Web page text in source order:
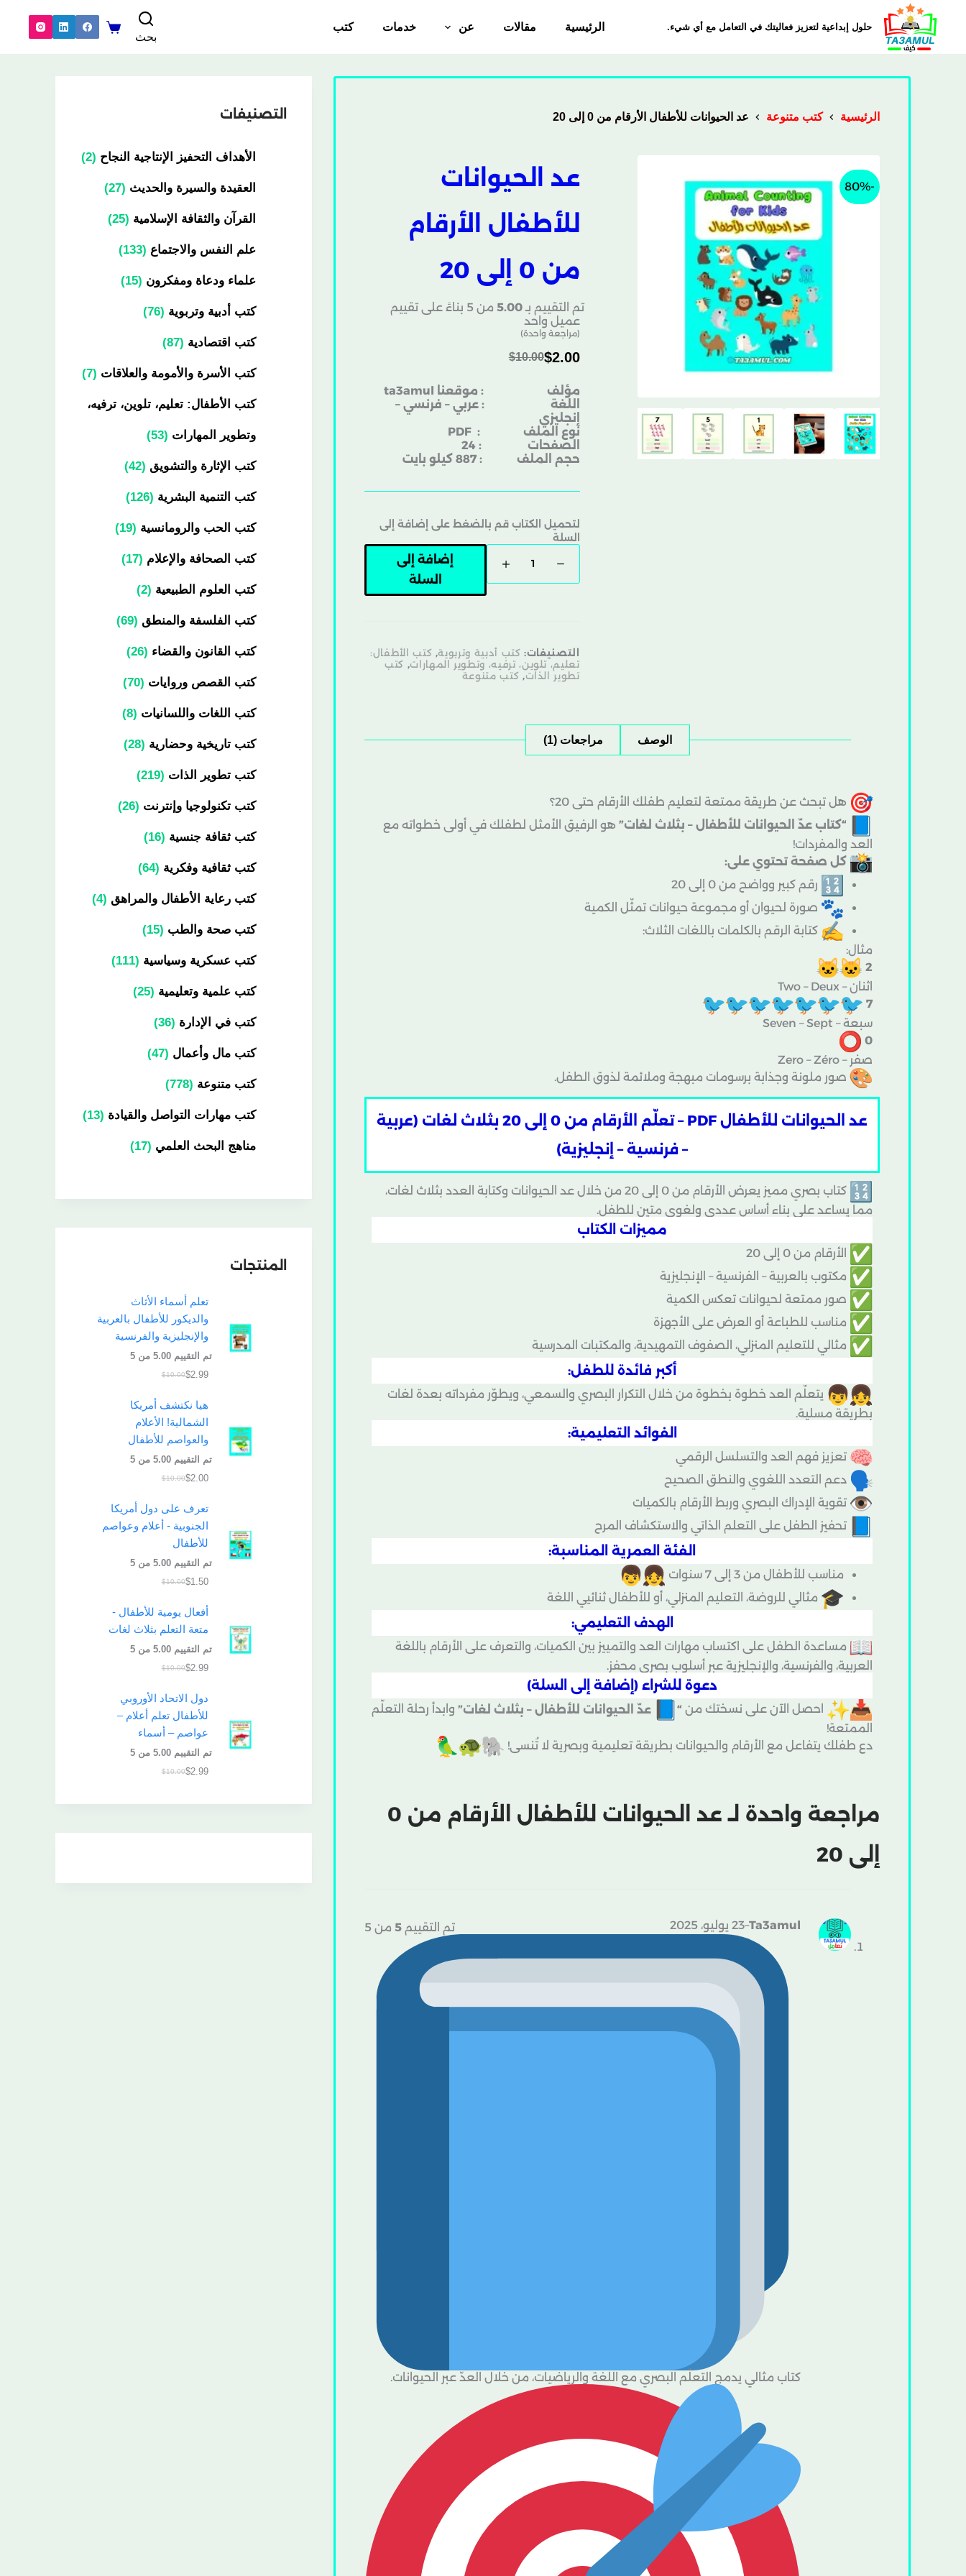
حلول إبداعية لتعزيز فعاليتك في التعامل مع أي شيء. الرئيسية مقالات عن خدمات
كتب
بحث
الرئيسية كتب متنوعة عد الحيوانات للأطفال الأرقام من 0 إلى 20
-80%
عد الحيوانات
للأطفال الأرقام
من 0 إلى 20
تم التقييم بـ 5.00
من 5 بناءً على تقييم
عميل واحد
(مراجعة واحدة)
$10.00$2.00
مؤلف : موقعنا ta3amul
اللغة : عربي – فرنسي –
إنجليزي
نوع الملف : PDF
الصفحات : 24
حجم الملف : 887 كيلو بايت
لتحميل الكتاب قم بالضغط على إضافة إلى
السلة
إضافة إلى
السلة
التصنيفات: كتب أدبية وتربوية, كتب الأطفال:
تعليم، تلوين، ترفيه، وتطوير المهارات, كتب
تطوير الذات, كتب متنوعة
الوصف مراجعات (1)
هل تبحث عن طريقة ممتعة لتعليم طفلك الأرقام حتى 20؟
“كتاب عدّ الحيوانات للأطفال – بثلاث لغات” هو الرفيق الأمثل لطفلك في أولى خطواته مع
العد والمفردات!
كل صفحة تحتوي على:
رقم كبير وواضح من 0 إلى 20
صورة لحيوان أو مجموعة حيوانات تمثّل الكمية
كتابة الرقم بالكلمات باللغات الثلاث:
مثال:
2
اثنان – Two – Deux
7
سبعة – Seven – Sept
0
صفر – Zero – Zéro
صور ملونة وجذابة برسومات مبهجة وملائمة لذوق الطفل.
عد الحيوانات للأطفال PDF – تعلّم الأرقام من 0 إلى 20 بثلاث لغات (عربية
– فرنسية – إنجليزية)
كتاب بصري مميز يعرض الأرقام من 0 إلى 20 من خلال عد الحيوانات وكتابة العدد بثلاث لغات،
مما يساعد على بناء أساس عددي ولغوي متين للطفل.
مميزات الكتاب
الأرقام من 0 إلى 20
مكتوب بالعربية – الفرنسية – الإنجليزية
صور ممتعة لحيوانات تعكس الكمية
مناسب للطباعة أو العرض على الأجهزة
مثالي للتعليم المنزلي، الصفوف التمهيدية، والمكتبات المدرسية
أكبر فائدة للطفل:
يتعلّم العد خطوة بخطوة من خلال التكرار البصري والسمعي، ويطوّر مفرداته بعدة لغات
بطريقة مسلية.
الفوائد التعليمية:
تعزيز فهم العد والتسلسل الرقمي
دعم التعدد اللغوي والنطق الصحيح
تقوية الإدراك البصري وربط الأرقام بالكميات
تحفيز الطفل على التعلم الذاتي والاستكشاف المرح
الفئة العمرية المناسبة:
مناسب للأطفال من 3 إلى 7 سنوات
مثالي للروضة، التعليم المنزلي، أو للأطفال ثنائيي اللغة
الهدف التعليمي:
مساعدة الطفل على اكتساب مهارات العد والتمييز بين الكميات، والتعرف على الأرقام باللغة
العربية، والفرنسية، والإنجليزية عبر أسلوب بصري محفز.
دعوة للشراء (إضافة إلى السلة)
احصل الآن على نسختك من “ عدّ الحيوانات للأطفال – بثلاث لغات” وابدأ رحلة التعلّم
الممتعة!
دع طفلك يتفاعل مع الأرقام والحيوانات بطريقة تعليمية وبصرية لا تُنسى!
مراجعة واحدة لـ
عد الحيوانات للأطفال الأرقام من 0
إلى 20
تم التقييم 5 من 5 Ta3amul
–23 يوليو، 2025
كتاب مثالي يدمج التعلّم البصري مع اللغة والرياضيات، من خلال العدّ عبر الحيوانات.
التصنيفات
الأهداف التحفيز الإنتاجية النجاح 2
العقيدة والسيرة والحديث 27
القرآن والثقافة الإسلامية 25
علم النفس والاجتماع 133
علماء ودعاة ومفكرون 15
كتب أدبية وتربوية 76
كتب اقتصادية 87
كتب الأسرة والأمومة والعلاقات 7
كتب الأطفال: تعليم، تلوين، ترفيه،
وتطوير المهارات 53
كتب الإثارة والتشويق 42
كتب التنمية البشرية 126
كتب الحب والرومانسية 19
كتب الصحافة والإعلام 17
كتب العلوم الطبيعية 2
كتب الفلسفة والمنطق 69
كتب القانون والقضاء 26
كتب القصص وروايات 70
كتب اللغات واللسانيات 8
كتب تاريخية وحضارية 28
كتب تطوير الذات 219
كتب تكنولوجيا وإنترنت 26
كتب ثقافة جنسية 16
كتب ثقافية وفكرية 64
كتب رعاية الأطفال والمراهق 4
كتب صحة والطب 15
كتب عسكرية وسياسية 111
كتب علمية وتعليمية 25
كتب في الإدارة 36
كتب مال وأعمال 47
كتب متنوعة 778
كتب مهارات التواصل والقيادة 13
مناهج البحث العلمي 17
المنتجات
تعلم أسماء الأثاث
والديكور للأطفال بالعربية
والإنجليزية والفرنسية
تم التقييم5.00 من 5
$10.00$2.99
هيا نكتشف أمريكا
الشمالية! الأعلام
والعواصم للأطفال
تم التقييم5.00 من 5
$10.00$2.00
تعرف على دول أمريكا
الجنوبية - أعلام وعواصم
للأطفال
تم التقييم5.00 من 5
$10.00$1.50
أفعال يومية للأطفال -
متعة التعلم بثلاث لغات
تم التقييم5.00 من 5
$10.00$2.99
دول الاتحاد الأوروبي
للأطفال تعلم أعلام –
عواصم – أسماء
تم التقييم5.00 من 5
$10.00$2.99